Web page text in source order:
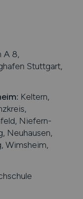
A 8,
Stuttgart,
: Keltern,
Niefern-
Neuhausen,
Wimsheim,